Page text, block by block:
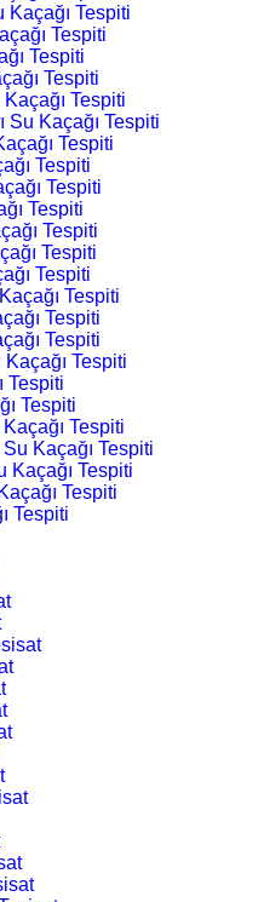
Kaçağı Tespiti
Tespiti
Tespiti
Tespiti
Tespiti
Su Kaçağı Tespiti
Tespiti
Tespiti
Tespiti
Tespiti
Tespiti
Tespiti
Tespiti
Tespiti
Tespiti
Tespiti
Tespiti
Tespiti
Tespiti
Tespiti
Kaçağı Tespiti
Kaçağı Tespiti
Tespiti
Tespiti